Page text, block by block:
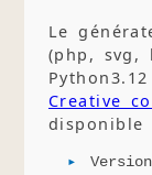
Le
(php, svg,
Creative
disponible